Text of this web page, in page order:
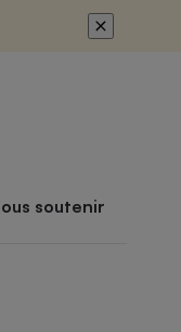
soutenir